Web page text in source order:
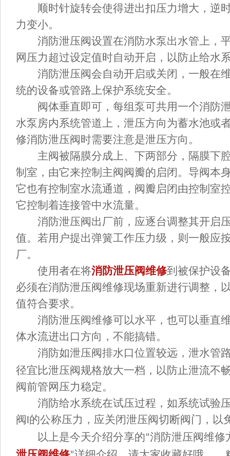
顺时针旋转会使得进出扣压力增大，逆
力变小。
消防泄压阀设置在消防水泵出水管上，
网压力超过设定值时自动开启，以防止给水
消防泄压阀会自动开启或关闭，一般在
统的设备或管路上保护系统安全。
阀体垂直即可，每组泵可共用一个消防
水泵房内系统管道上，泄压方向为蓄水池或
修消防泄压阀时需要注意是泄压方向。
主阀被隔膜分成上、下两部分，隔膜下
制室，由它来控制主阀阀瓣的启闭。导阀本
它也有控制室水流通道，阀瓣启闭由控制室
它控制着连接管中水流量。
消防泄压阀出厂前，应逐台调整其开启
值。若用户提出弹簧工作压力级，则一般应
厂。
使用者在将消防泄压阀维修到被保护设
必须在消防泄压阀维修现场重新进行调整，
值符合要求。
消防泄压阀维修可以水平，也可以垂直
体水流进出口方向，不能搞错。
消防如泄压阀排水口位置较远，泄水管
径宜比泄压阀规格放大一档，以防止泄流不
阀前管网压力稳定。
消防给水系统在试压过程，如系统试验
阀 的公称压力，应关闭泄压阀切断阀门，以
以上是今天介绍分享的“消防泄压阀维修